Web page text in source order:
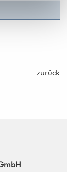
zurück